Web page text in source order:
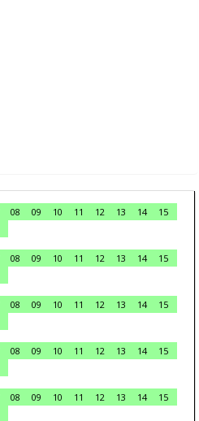
08 09 10 11 12 13 14
15
08 09 10 11 12 13 14
15
08 09 10 11 12 13 14
15
08 09 10 11 12 13 14
15
08 09 10 11 12 13 14
15